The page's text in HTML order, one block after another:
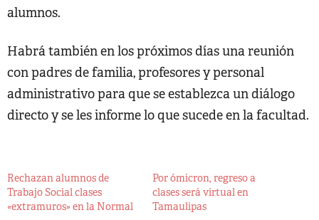
alumnos.
Habrá también en los próximos días una reunión
con padres de familia, profesores y personal
administrativo para que se establezca un diálogo
directo y se les informe lo que sucede en la facultad.
Rechazan alumnos de
Trabajo Social clases
«extramuros» en la Normal
Por ómicron, regreso a
clases será virtual en
Tamaulipas